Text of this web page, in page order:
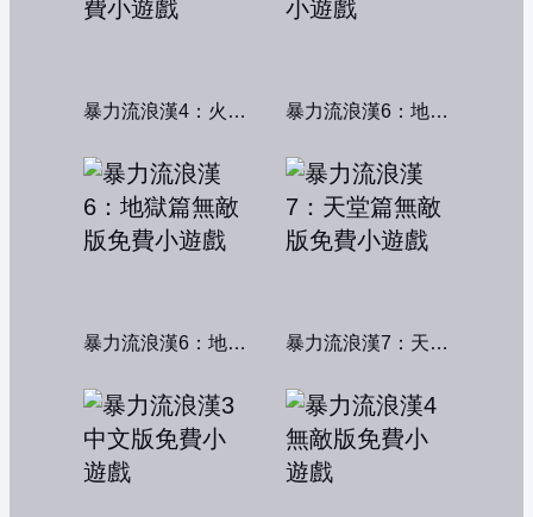
暴力流浪漢4：火線交鋒 暴力流浪漢6：地獄篇
暴力流浪漢6：地獄篇無敵版 暴力流浪漢7：天堂篇無敵版